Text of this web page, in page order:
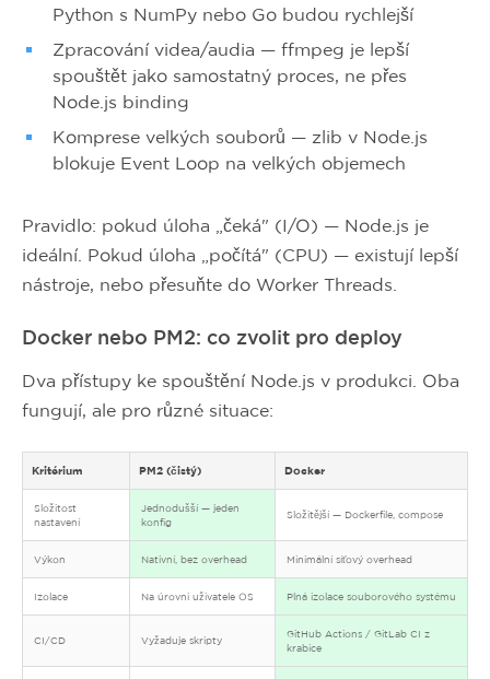
Python s NumPy nebo Go budou rychlejší
Zpracování videa/audia — ffmpeg je lepší
spouštět jako samostatný proces, ne přes
Node.js binding
Komprese velkých souborů — zlib v Node.js
blokuje Event Loop na velkých objemech
Pravidlo: pokud úloha „čeká" (I/O) — Node.js je
ideální. Pokud úloha „počítá" (CPU) — existují lepší
nástroje, nebo přesuňte do Worker Threads.
Docker nebo PM2: co zvolit pro deploy
Dva přístupy ke spouštění Node.js v produkci. Oba
fungují, ale pro různé situace:
Kritérium PM2 (čistý) Docker
Složitost
nastavení
Jednodušší — jeden
konfig
Složitější — Dockerfile, compose
Výkon Nativní, bez overhead Minimální síťový overhead
Izolace Na úrovni uživatele OS Plná izolace souborového systému
CI/CD Vyžaduje skripty
GitHub Actions / GitLab CI z
krabice